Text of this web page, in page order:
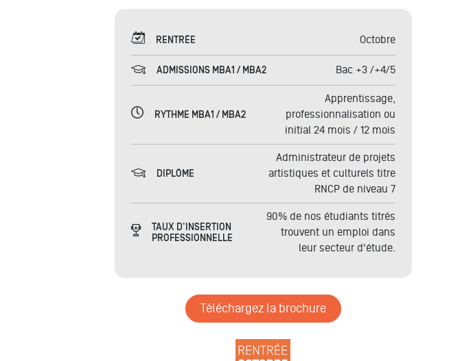
RENTRÉE Octobre
ADMISSIONS MBA1 / MBA2 Bac +3 /+4/5
RYTHME MBA1 / MBA2
Apprentissage,
professionnalisation ou
initial 24 mois / 12 mois
DIPLÔME
Administrateur de projets
artistiques et culturels titre
RNCP de niveau 7
TAUX D'INSERTION
PROFESSIONNELLE
90% de nos étudiants titrés
trouvent un emploi dans
leur secteur d'étude.
Téléchargez la brochure